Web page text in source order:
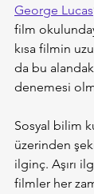
George Lucas
film
kısa filmin
da bu
denemesi
Sosyal bilim
üzerinden
ilginç. Aşırı
filmler her